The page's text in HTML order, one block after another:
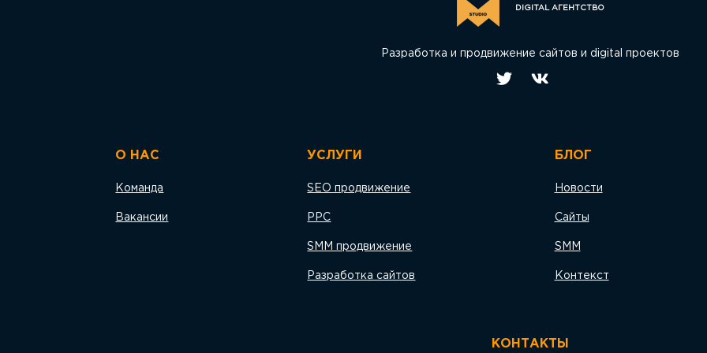
DIGITAL АГЕНТСТВО
Разработка и продвижение сайтов и digital проектов
О НАС
Команда
Вакансии
УСЛУГИ
SEO продвижение
PPC
SMM продвижение
Разработка сайтов
БЛОГ
Новости
Сайты
SMM
Контекст
КОНТАКТЫ